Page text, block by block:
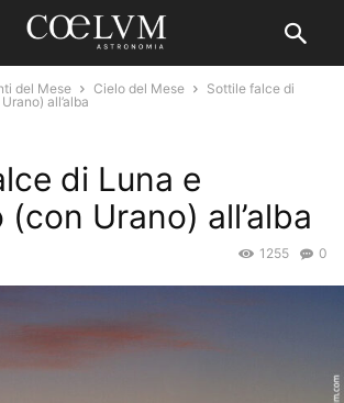
del Mese Cielo del Mese
Sottile falce di
all’alba
di Luna e
Urano) all’alba
0
1255